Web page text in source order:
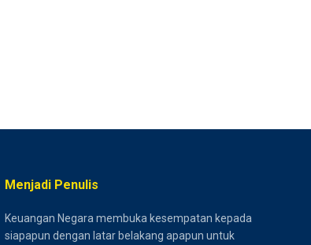
Menjadi Penulis
Keuangan Negara membuka kesempatan kepada
siapapun dengan latar belakang apapun untuk